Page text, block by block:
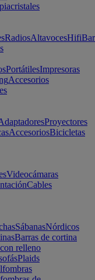
RadiosAltavocesHifi
PortátilesImpresoras
Accesorios
Proyectores
AccesoriosBicicletas
Videocámaras
Cables
SábanasNórdicos
Barras de cortina
relleno
Plaids